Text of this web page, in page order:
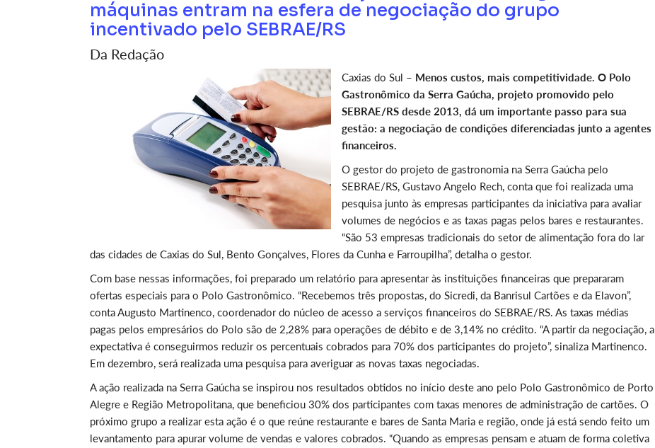
máquinas entram na esfera de negociação do grupo
incentivado pelo SEBRAE/RS
Da Redação
Caxias do Sul – Menos custos, mais competitividade. O Polo
Gastronômico da Serra Gaúcha, projeto promovido pelo
SEBRAE/RS desde 2013, dá um importante passo para sua
gestão: a negociação de condições diferenciadas junto a agentes
financeiros.
O gestor do projeto de gastronomia na Serra Gaúcha pelo
SEBRAE/RS, Gustavo Angelo Rech, conta que foi realizada uma
pesquisa junto às empresas participantes da iniciativa para avaliar
volumes de negócios e as taxas pagas pelos bares e restaurantes.
“São 53 empresas tradicionais do setor de alimentação fora do lar
das cidades de Caxias do Sul, Bento Gonçalves, Flores da Cunha e Farroupilha”, detalha o gestor.
Com base nessas informações, foi preparado um relatório para apresentar às instituições financeiras que prepararam
ofertas especiais para o Polo Gastronômico. “Recebemos três propostas, do Sicredi, da Banrisul Cartões e da Elavon”,
conta Augusto Martinenco, coordenador do núcleo de acesso a serviços financeiros do SEBRAE/RS. As taxas médias
pagas pelos empresários do Polo são de 2,28% para operações de débito e de 3,14% no crédito. “A partir da negociação, a
expectativa é conseguirmos reduzir os percentuais cobrados para 70% dos participantes do projeto”, sinaliza Martinenco.
Em dezembro, será realizada uma pesquisa para averiguar as novas taxas negociadas.
A ação realizada na Serra Gaúcha se inspirou nos resultados obtidos no início deste ano pelo Polo Gastronômico de Porto
Alegre e Região Metropolitana, que beneficiou 30% dos participantes com taxas menores de administração de cartões. O
próximo grupo a realizar esta ação é o que reúne restaurante e bares de Santa Maria e região, onde já está sendo feito um
levantamento para apurar volume de vendas e valores cobrados. “Quando as empresas pensam e atuam de forma coletiva